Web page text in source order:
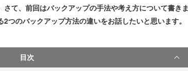
て、前回はバックアップの手法や考え方について書きま
つのバックアップ方法の違いをお話したいと思います。
目次